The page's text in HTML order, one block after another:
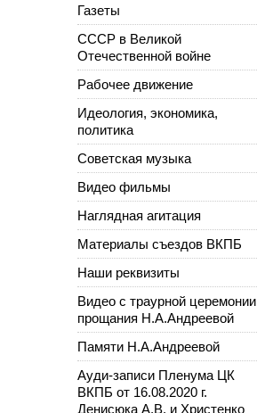
Газеты
СССР в Великой
Отечественной войне
Рабочее движение
Идеология, экономика,
политика
Советская музыка
Видео фильмы
Наглядная агитация
Материалы съездов ВКПБ
Наши реквизиты
Видео с траурной церемонии
прощания Н.А.Андреевой
Памяти Н.А.Андреевой
Ауди-записи Пленума ЦК
ВКПБ от 16.08.2020 г.
Денисюка А.В. и Христенко